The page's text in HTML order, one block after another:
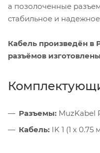
а позолоченные
стабильное и
Кабель произведён в
разъёмов
Разъемы: MuzKabel
Кабель: IK 1 (1 х 0.75